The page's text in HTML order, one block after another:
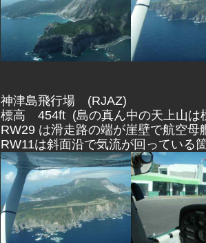
神津島飛行場 (RJAZ)
標高 454ft (島の真ん中の天上山は
RW29 は滑走路の端が崖壁で航空母
RW11は斜面沿で気流が回っている